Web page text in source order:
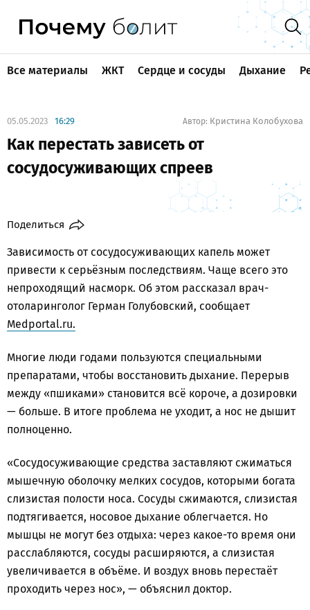
Все материалы ЖКТ Сердце и сосуды Дыхание
05.05.2023 16:29 Автор: Кристина Колобухова
Как перестать зависеть от
сосудосуживающих спреев
Поделиться
Зависимость от сосудосуживающих капель может
привести к серьёзным последствиям. Чаще всего это
непроходящий насморк. Об этом рассказал врач-
отоларинголог Герман Голубовский, сообщает
Medportal.ru.
Многие люди годами пользуются специальными
препаратами, чтобы восстановить дыхание. Перерыв
между «пшиками» становится всё короче, а дозировки
— больше. В итоге проблема не уходит, а нос не дышит
полноценно.
«Сосудосуживающие средства заставляют сжиматься
мышечную оболочку мелких сосудов, которыми богата
слизистая полости носа. Сосуды сжимаются, слизистая
подтягивается, носовое дыхание облегчается. Но
мышцы не могут без отдыха: через какое-то время они
расслабляются, сосуды расширяются, а слизистая
увеличивается в объёме. И воздух вновь перестаёт
проходить через нос», — объяснил доктор.